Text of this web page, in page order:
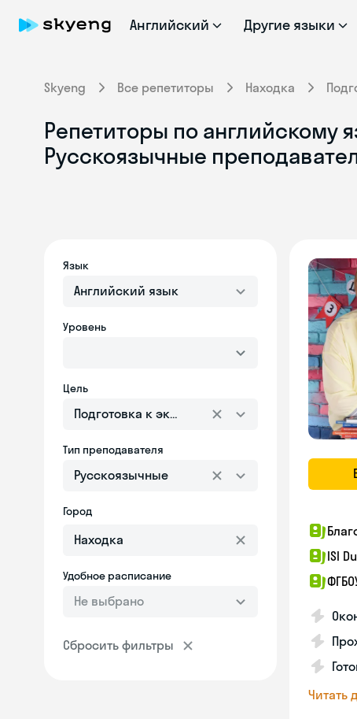
Английский Другие языки
Skyeng Все репетиторы Находка
Репетиторы по английскому
Русскоязычные
Язык
Английский язык
Уровень
Цель
Подготовка к экзаменам
Тип преподавателя
Русскоязычные
Город
Удобное расписание
Не выбрано
Сбросить фильтры
ISI
Читать